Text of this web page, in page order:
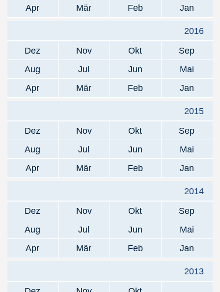
Apr
Mär Feb Jan
2016
Dez
Nov Okt
Sep
Aug
Jul Jun
Mai
Apr
Mär Feb Jan
2015
Dez
Nov Okt
Sep
Aug
Jul Jun
Mai
Apr
Mär Feb Jan
2014
Dez
Nov Okt
Sep
Aug
Jul Jun
Mai
Apr
Mär Feb Jan
2013